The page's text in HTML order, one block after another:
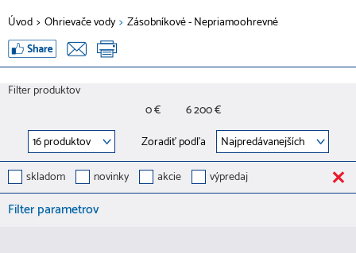
Úvod > Ohrievače vody > Zásobníkové - Nepriamoohrevné
Filter produktov
0 €
6 200 €
Zoradiť podľa
skladom
novinky akcie výpredaj
Filter parametrov